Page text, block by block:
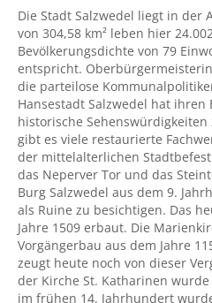
Die Stadt Salzwedel liegt in der
von 304,58 km² leben hier
Bevölkerungsdichte von 79
entspricht.
die parteilose
Hansestadt Salzwedel hat ihren
historische
gibt es viele restaurierte
der mittelalterlichen
das Neperver Tor und das
Burg Salzwedel aus dem 9.
als Ruine zu besichtigen. Das
Jahre 1509 erbaut. Die
Vorgängerbau aus dem Jahre
zeugt heute noch von dieser
der Kirche St. Katharinen
im frühen 14. Jahrhundert